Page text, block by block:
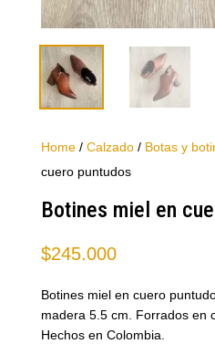
Home/ Calzado/ Botas y
cuero puntudos
Botines miel en
$245.000
Botines miel en cuero
madera 5.5 cm. Forrados en
Hechos en Colombia.